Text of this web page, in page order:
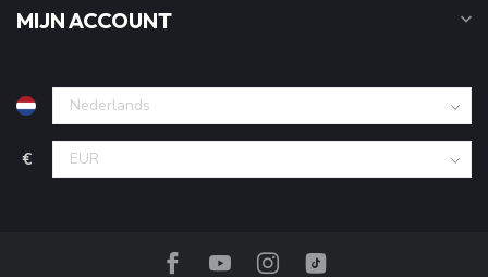
MIJN ACCOUNT
€